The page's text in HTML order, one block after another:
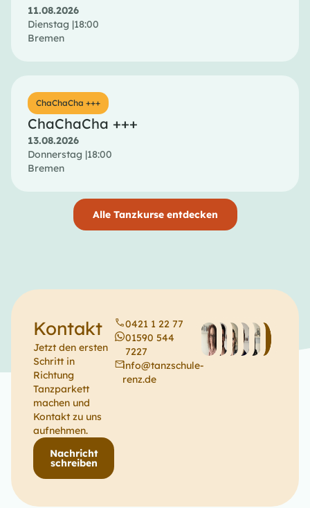
11.08.2026
Dienstag |18:00
Bremen
ChaChaCha +++
ChaChaCha +++
13.08.2026
Donnerstag |18:00
Bremen
Alle Tanzkurse entdecken
Kontakt
Jetzt den ersten
Schritt in
Richtung
Tanzparkett
machen und
Kontakt zu uns
aufnehmen.
Nachricht
schreiben
0421 1 22 77
01590 544
7227
info@tanzschule-
renz.de